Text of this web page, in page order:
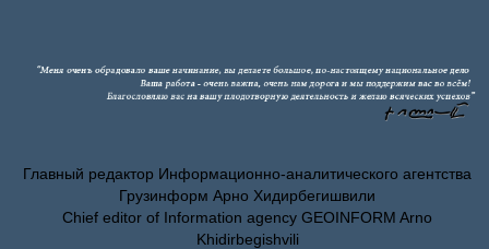
Главный редактор Информационно-аналитического агентства
Грузинформ Арно Хидирбегишвили
Chief editor of Information agency GEOINFORM Arno
Khidirbegishvili